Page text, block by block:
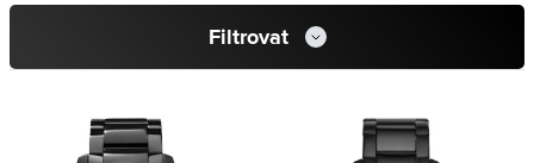
Filtrovat